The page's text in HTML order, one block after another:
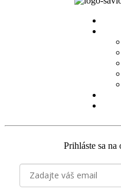
Prihláste sa